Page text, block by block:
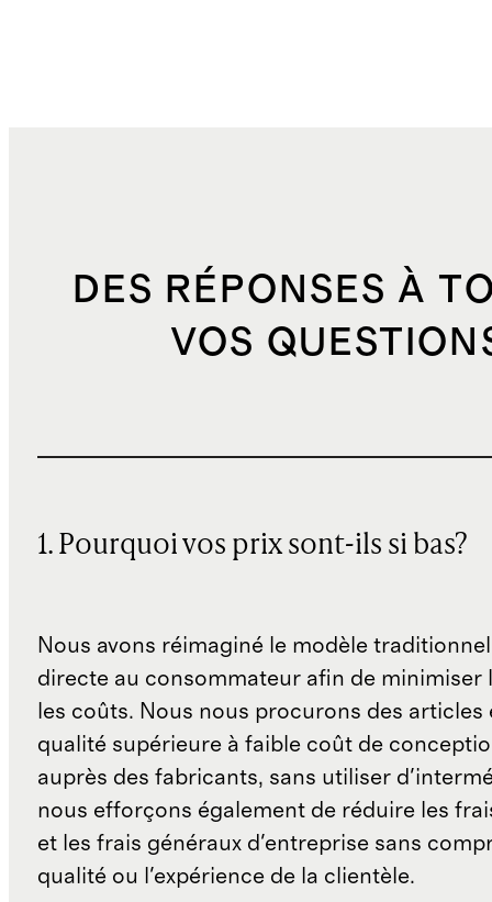
DES RÉPONSES À
VOS
1. Pourquoi vos prix sont-ils si bas?
Nous avons réimaginé le modèle
directe au consommateur afin de minimiser
les coûts. Nous nous procurons des articles
qualité supérieure à faible coût de
auprès des fabricants, sans utiliser
nous efforçons également de réduire les
et les frais généraux d'entreprise sans
qualité ou l'expérience de la clientèle.